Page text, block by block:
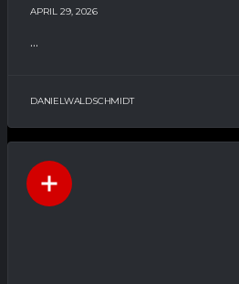
APRIL 29, 2026
...
DANIELWALDSCHMIDT